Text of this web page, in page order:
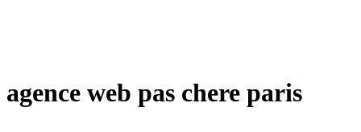
agence web pas chere paris